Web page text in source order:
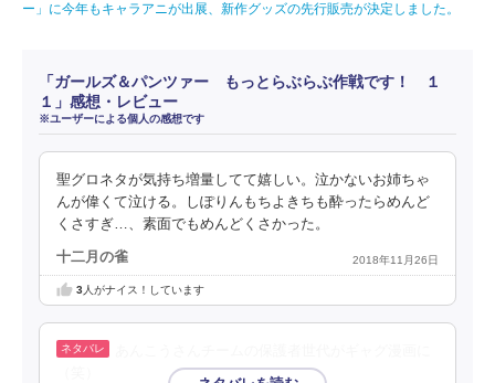
ー」に今年もキャラアニが出展、新作グッズの先行販売が決定しました。
「ガールズ＆パンツァー もっとらぶらぶ作戦です！ １
１」感想・レビュー
※ユーザーによる個人の感想です
聖グロネタが気持ち増量してて嬉しい。泣かないお姉ちゃ
んが偉くて泣ける。しぽりんもちよきちも酔ったらめんど
くさすぎ…、素面でもめんどくさかった。
十二月の雀 2018年11月26日
3人がナイス！しています